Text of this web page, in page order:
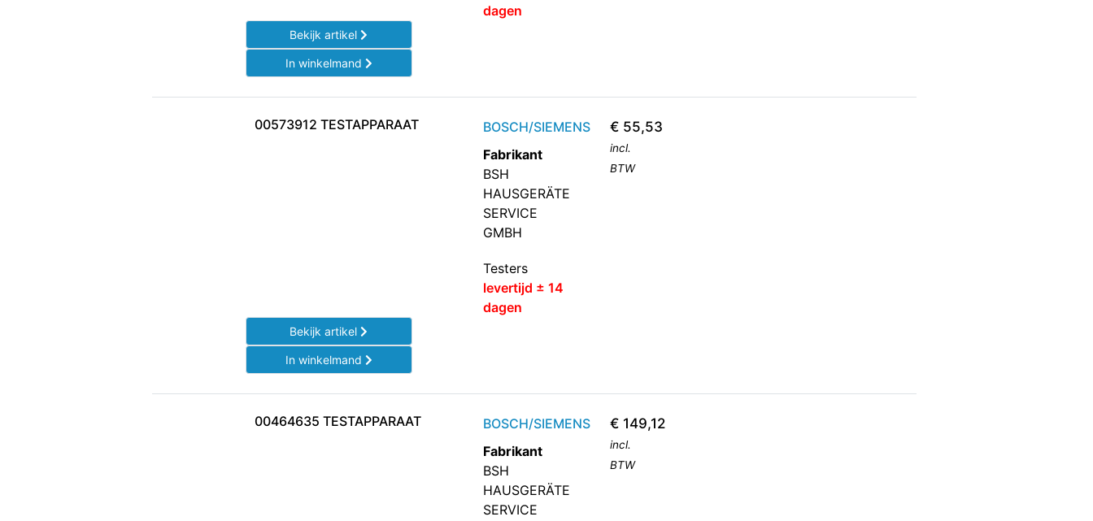
dagen
Bekijk artikel
In winkelmand
00573912 TESTAPPARAAT
BOSCH/SIEMENS
Fabrikant
BSH
HAUSGERÄTE
SERVICE
GMBH
Testers
levertijd ± 14
dagen
€ 55,53
incl.
BTW
Bekijk artikel
In winkelmand
00464635 TESTAPPARAAT
BOSCH/SIEMENS
Fabrikant
BSH
HAUSGERÄTE
SERVICE
€ 149,12
incl.
BTW